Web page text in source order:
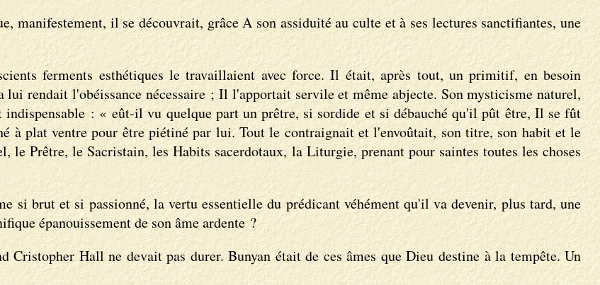
manifestement, il se découvrait, grâce A son assiduité au culte et à ses lectures sanctifiantes, une
ferments esthétiques le travaillaient avec force. Il était, après tout, un primitif, en besoin
rendait l'obéissance nécessaire ; Il l'apportait servile et même abjecte. Son mysticisme naturel,
: « eût-il vu quelque part un prêtre, si sordide et si débauché qu'il pût être, Il se fût
à plat ventre pour être piétiné par lui. Tout le contraignait et l'envoûtait, son titre, son habit et le
Prêtre, le Sacristain, les Habits sacerdotaux, la Liturgie, prenant pour saintes toutes les choses
si brut et si passionné, la vertu essentielle du prédicant véhément qu'il va devenir, plus tard, une
épanouissement de son âme ardente ?
Cristopher Hall ne devait pas durer. Bunyan était de ces âmes que Dieu destine à la tempête. Un